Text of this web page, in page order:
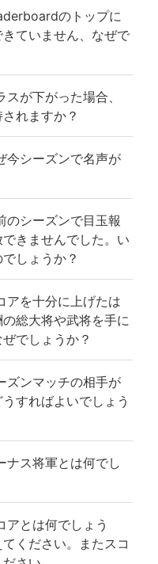
のトップに
ていません、なぜで
スが下がった場合、
れますか？
今シーズンで名声が
のシーズンで目玉報
きませんでした。い
しょうか？
アを十分に上げたは
総大将や武将を手に
でしょうか？
ズンマッチの相手が
すればよいでしょう
ナス将軍とは何でし
アとは何でしょう
ください。またスコ